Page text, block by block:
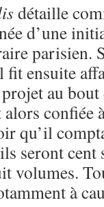
détaille
d’une
parisien.
ensuite
au
confiée
qu’il
seront cent
volumes.
à